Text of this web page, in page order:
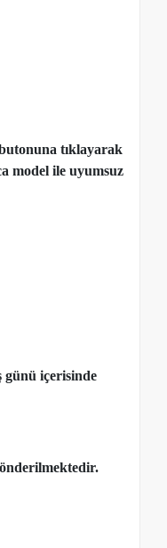
tıklayarak
model ile uyumsuz
günü içerisinde